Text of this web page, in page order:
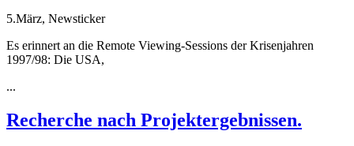
5.März, Newsticker
Es erinnert an die Remote Viewing-Sessions der Krisenjahren
1997/98: Die USA,
...
Recherche nach Projektergebnissen.